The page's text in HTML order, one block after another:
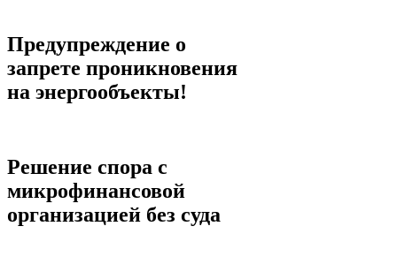
Предупреждение о
запрете проникновения
на энергообъекты!
Решение спора с
микрофинансовой
организацией без суда